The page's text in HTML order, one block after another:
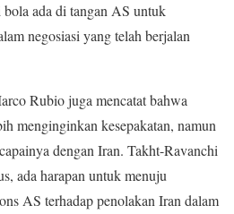
bola ada di tangan AS untuk
negosiasi yang telah berjalan
Rubio juga mencatat bahwa
menginginkan kesepakatan, namun
dengan Iran. Takht-Ravanchi
ada harapan untuk menuju
AS terhadap penolakan Iran dalam